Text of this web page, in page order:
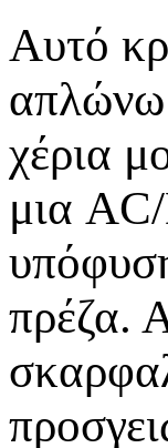
Αυτό
απλώνω
χέρια
μια
πρέζα.